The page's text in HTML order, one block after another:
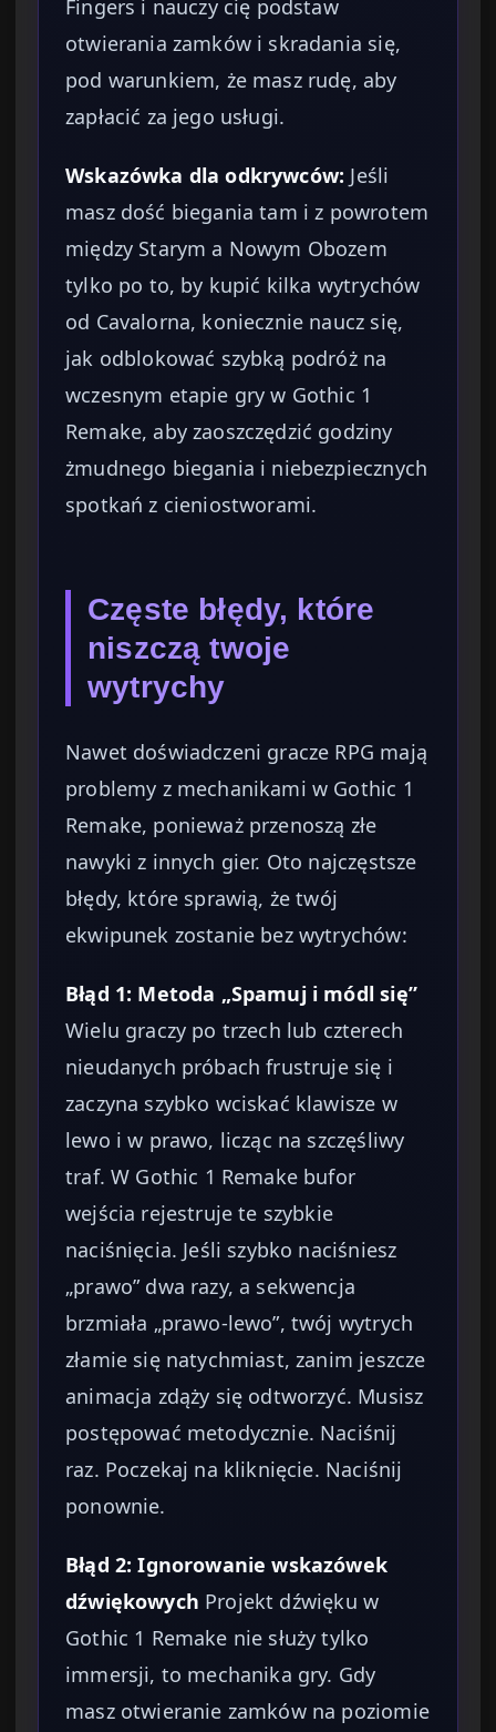
Fingers i nauczy cię podstaw
otwierania zamków i skradania się,
pod warunkiem, że masz rudę, aby
zapłacić za jego usługi.
Wskazówka dla odkrywców: Jeśli
masz dość biegania tam i z powrotem
między Starym a Nowym Obozem
tylko po to, by kupić kilka wytrychów
od Cavalorna, koniecznie naucz się,
jak odblokować szybką podróż na
wczesnym etapie gry w Gothic 1
Remake, aby zaoszczędzić godziny
żmudnego biegania i niebezpiecznych
spotkań z cieniostworami.
Częste błędy, które
niszczą twoje
wytrychy
Nawet doświadczeni gracze RPG mają
problemy z mechanikami w Gothic 1
Remake, ponieważ przenoszą złe
nawyki z innych gier. Oto najczęstsze
błędy, które sprawią, że twój
ekwipunek zostanie bez wytrychów:
Błąd 1: Metoda „Spamuj i módl się”
Wielu graczy po trzech lub czterech
nieudanych próbach frustruje się i
zaczyna szybko wciskać klawisze w
lewo i w prawo, licząc na szczęśliwy
traf. W Gothic 1 Remake bufor
wejścia rejestruje te szybkie
naciśnięcia. Jeśli szybko naciśniesz
„prawo” dwa razy, a sekwencja
brzmiała „prawo-lewo”, twój wytrych
złamie się natychmiast, zanim jeszcze
animacja zdąży się odtworzyć. Musisz
postępować metodycznie. Naciśnij
raz. Poczekaj na kliknięcie. Naciśnij
ponownie.
Błąd 2: Ignorowanie wskazówek
dźwiękowych Projekt dźwięku w
Gothic 1 Remake nie służy tylko
immersji, to mechanika gry. Gdy
masz otwieranie zamków na poziomie